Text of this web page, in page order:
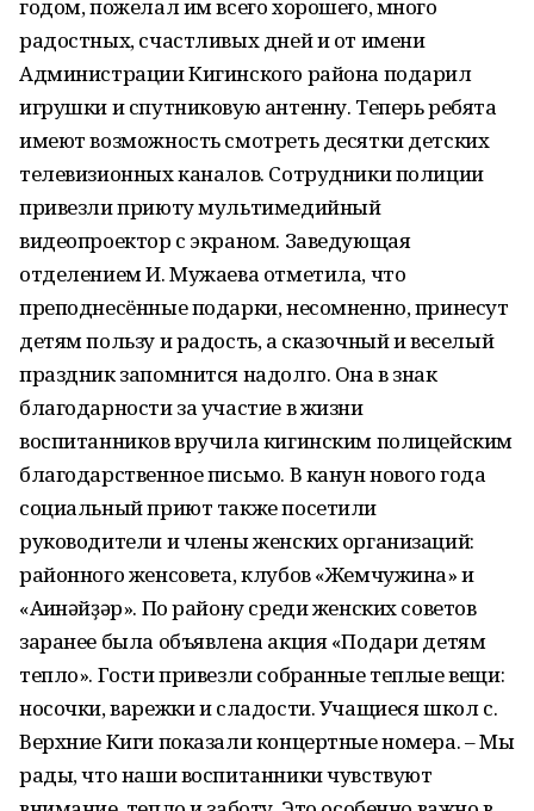
годом, пожелал им всего хорошего, много
радостных, счастливых дней и от имени
Администрации Кигинского района подарил
игрушки и спутниковую антенну. Теперь ребята
имеют возможность смотреть десятки детских
телевизионных каналов. Сотрудники полиции
привезли приюту мультимедийный
видеопроектор с экраном. Заведующая
отделением И. Мужаева отметила, что
преподнесённые подарки, несомненно, принесут
детям пользу и радость, а сказочный и веселый
праздник запомнится надолго. Она в знак
благодарности за участие в жизни
воспитанников вручила кигинским полицейским
благодарственное письмо. В канун нового года
социальный приют также посетили
руководители и члены женских организаций:
районного женсовета, клубов «Жемчужина» и
«Ағинәйҙәр». По району среди женских советов
заранее была объявлена акция «Подари детям
тепло». Гости привезли собранные теплые вещи:
носочки, варежки и сладости. Учащиеся школ с.
Верхние Киги показали концертные номера. – Мы
рады, что наши воспитанники чувствуют